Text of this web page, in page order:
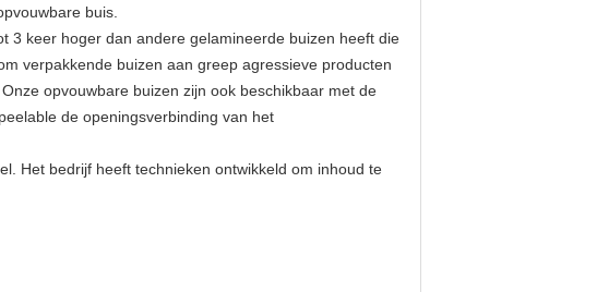
buis.
3 keer hoger dan andere gelamineerde buizen heeft die
verpakkende buizen aan greep agressieve producten
opvouwbare buizen zijn ook beschikbaar met de
de openingsverbinding van het
Het bedrijf heeft technieken ontwikkeld om inhoud te